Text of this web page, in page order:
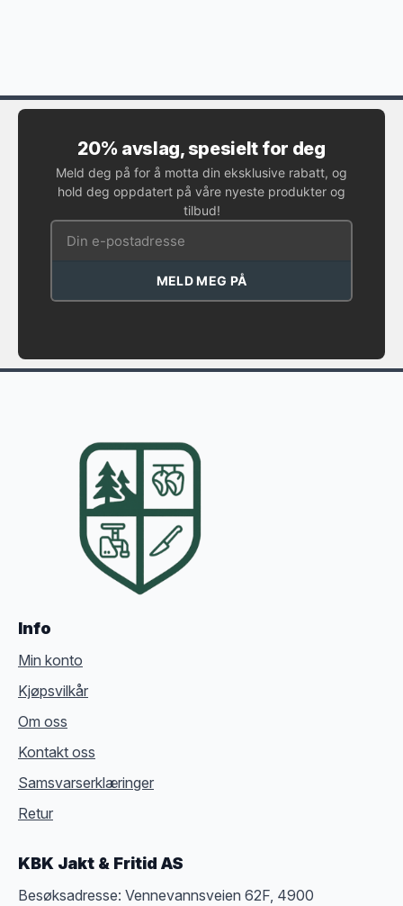
20% avslag, spesielt for deg
Meld deg på for å motta din eksklusive rabatt, og
hold deg oppdatert på våre nyeste produkter og
tilbud!
MELD MEG PÅ
Info
Min konto
Kjøpsvilkår
Om oss
Kontakt oss
Samsvarserklæringer
Retur
KBK Jakt & Fritid AS
Besøksadresse: Vennevannsveien 62F, 4900